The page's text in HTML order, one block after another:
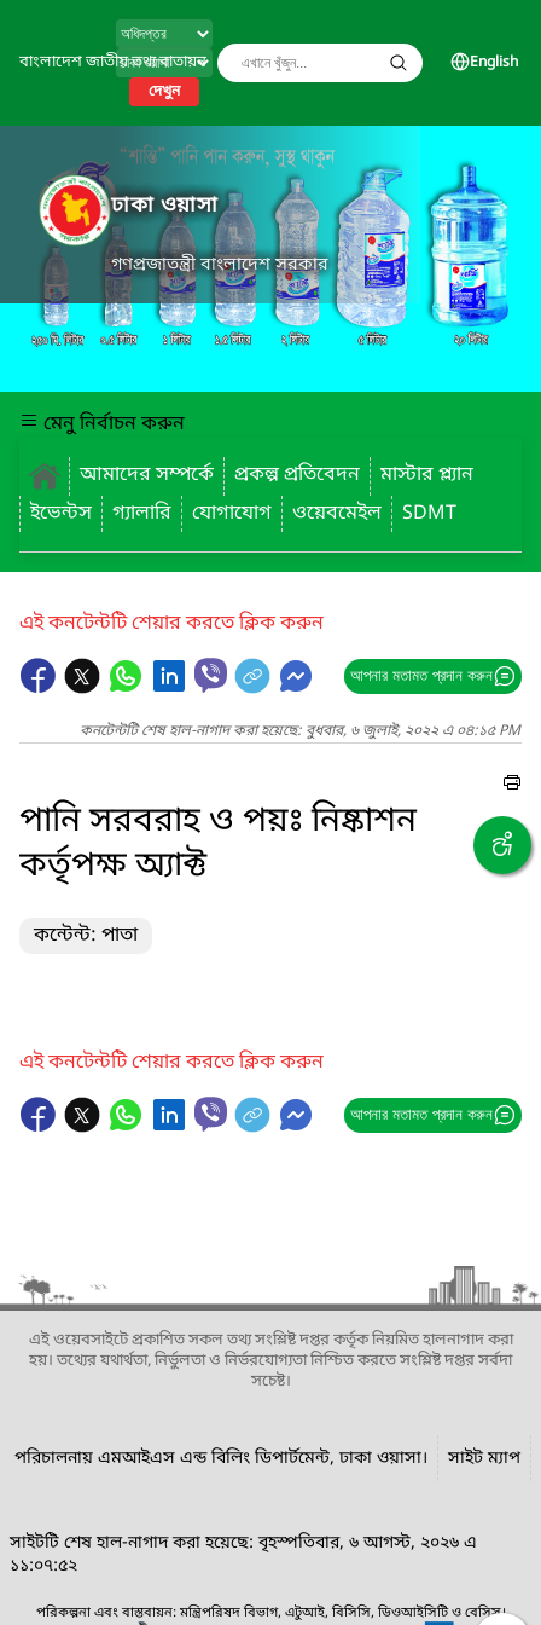
বাংলাদেশ জাতীয় তথ্য বাতায়ন
দেখুন
English
ঢাকা ওয়াসা
গণপ্রজাতন্ত্রী বাংলাদেশ সরকার
মেনু নির্বাচন করুন
আমাদের সম্পর্কে
প্রকল্প প্রতিবেদন
মাস্টার প্ল্যান
ইভেন্টস
গ্যালারি যোগাযোগ ওয়েবমেইল SDMT
এই কনটেন্টটি শেয়ার করতে ক্লিক করুন
আপনার মতামত প্রদান করুন
কনটেন্টটি শেষ হাল-নাগাদ করা হয়েছে: বুধবার, ৬ জুলাই, ২০২২ এ ০৪:১৫ PM
পানি সরবরাহ ও পয়ঃ নিষ্কাশন
কর্তৃপক্ষ অ্যাক্ট
কন্টেন্ট: পাতা
এই কনটেন্টটি শেয়ার করতে ক্লিক করুন
আপনার মতামত প্রদান করুন
এই ওয়েবসাইটে প্রকাশিত সকল তথ্য সংশ্লিষ্ট দপ্তর কর্তৃক নিয়মিত হালনাগাদ করা
হয়। তথ্যের যথার্থতা, নির্ভুলতা ও নির্ভরযোগ্যতা নিশ্চিত করতে সংশ্লিষ্ট দপ্তর সর্বদা
সচেষ্ট।
পরিচালনায় এমআইএস এন্ড বিলিং ডিপার্টমেন্ট, ঢাকা ওয়াসা। সাইট ম্যাপ
সাইটটি শেষ হাল-নাগাদ করা হয়েছে: বৃহস্পতিবার, ৬ আগস্ট, ২০২৬ এ
১১:০৭:৫২
পরিকল্পনা এবং বাস্তবায়ন: মন্ত্রিপরিষদ বিভাগ, এটুআই, বিসিসি, ডিওআইসিটি ও বেসিস।